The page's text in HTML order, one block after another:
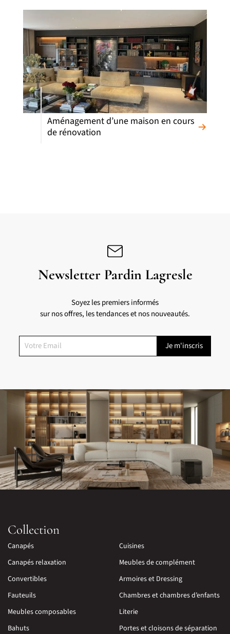
Aménagement d’une maison en cours
de rénovation
Newsletter Pardin Lagresle
Soyez les premiers informés
sur nos offres, les tendances et nos nouveautés.
Collection
Canapés
Canapés relaxation
Convertibles
Fauteuils
Meubles composables
Bahuts
Cuisines
Meubles de complément
Armoires et Dressing
Chambres et chambres d’enfants
Literie
Portes et cloisons de séparation